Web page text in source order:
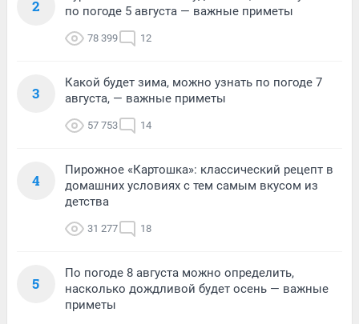
2
по погоде 5 августа — важные приметы
78 399 12
3
Какой будет зима, можно узнать по погоде 7
августа, — важные приметы
57 753 14
4
Пирожное «Картошка»: классический рецепт в
домашних условиях с тем самым вкусом из
детства
31 277 18
5
По погоде 8 августа можно определить,
насколько дождливой будет осень — важные
приметы